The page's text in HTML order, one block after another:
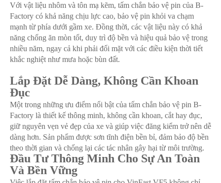
Với vật liệu nhôm và tôn mạ kẽm, tấm chắn bảo vệ pin của B-
Factory có khả năng chịu lực cao, bảo vệ pin khỏi va chạm
mạnh từ phía dưới gầm xe. Đồng thời, các vật liệu này có khả
năng chống ăn mòn tốt, duy trì độ bền và hiệu quả bảo vệ trong
nhiều năm, ngay cả khi phải đối mặt với các điều kiện thời tiết
khắc nghiệt như mưa hoặc bùn đất. ​
Lắp Đặt Dễ Dàng, Không Cần Khoan
Đục
Một trong những ưu điểm nổi bật của tấm chắn bảo vệ pin B-
Factory là thiết kế thông minh, không cần khoan, cắt hay đục,
giữ nguyên vẹn vẻ đẹp của xe và giúp việc đăng kiểm trở nên dễ
dàng hơn. Sản phẩm được sơn tĩnh điện bền bỉ, đảm bảo độ bền
theo thời gian và chống lại các tác nhân gây hại từ môi trường. ​
Đầu Tư Thông Minh Cho Sự An Toàn
Và Bền Vững